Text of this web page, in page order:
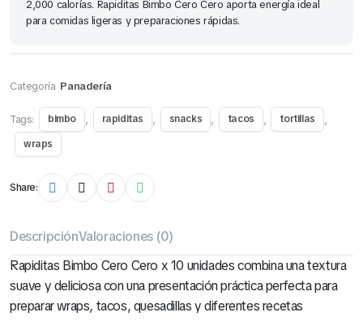
2,000 calorías. Rapiditas Bimbo Cero Cero aporta energía ideal
para comidas ligeras y preparaciones rápidas.
Categoría Panadería
Tags: bimbo , rapiditas , snacks , tacos , tortillas ,
wraps
Share:
DescripciónValoraciones (0)
Rapiditas Bimbo Cero Cero x 10 unidades combina una textura
suave y deliciosa con una presentación práctica perfecta para
preparar wraps, tacos, quesadillas y diferentes recetas